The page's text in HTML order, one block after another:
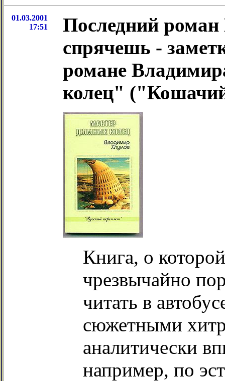
01.03.2001
17:51
Последний
спрячешь -
романе
колец"
Книга, о
чрезвычайно
читать в
сюжетными
аналитически
например, по